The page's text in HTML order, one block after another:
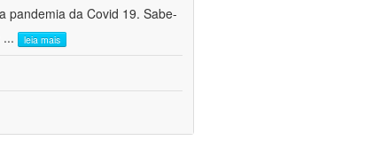
pandemia da Covid 19. Sabe-
... leia mais